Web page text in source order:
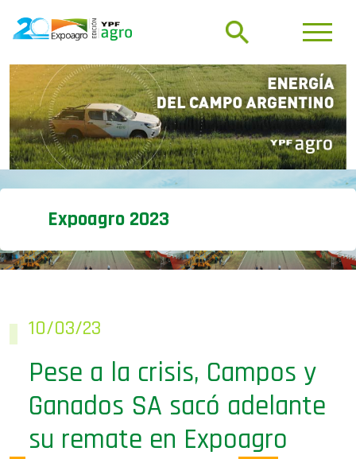
Expoagro 2023
10/03/23
Pese a la crisis, Campos y
Ganados SA sacó adelante
su remate en Expoagro